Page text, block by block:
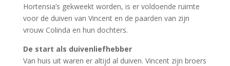
Hortensia’s gekweekt worden, is er voldoende ruimte
voor de duiven van Vincent en de paarden van zijn
vrouw Colinda en hun dochters.
De start als duivenliefhebber
Van huis uit waren er altijd al duiven. Vincent zijn broers